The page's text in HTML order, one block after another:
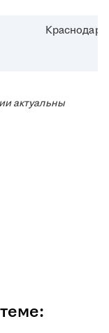
Краснодар
актуальны